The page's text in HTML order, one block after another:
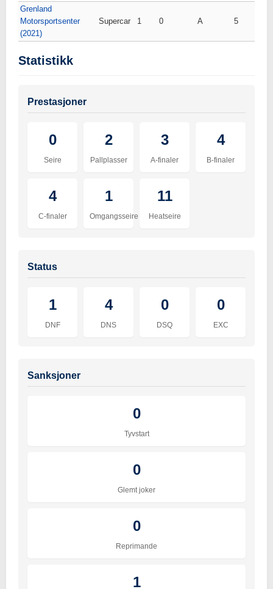
Grenland
Motorsportsenter
(2021)
Supercar 1 0 A 5
Statistikk
Prestasjoner
0
Seire
2
Pallplasser
3
A-finaler
4
B-finaler
4
C-finaler
1
Omgangsseire
11
Heatseire
Status
1
DNF
4
DNS
0
DSQ
0
EXC
Sanksjoner
0
Tyvstart
0
Glemt joker
0
Reprimande
1